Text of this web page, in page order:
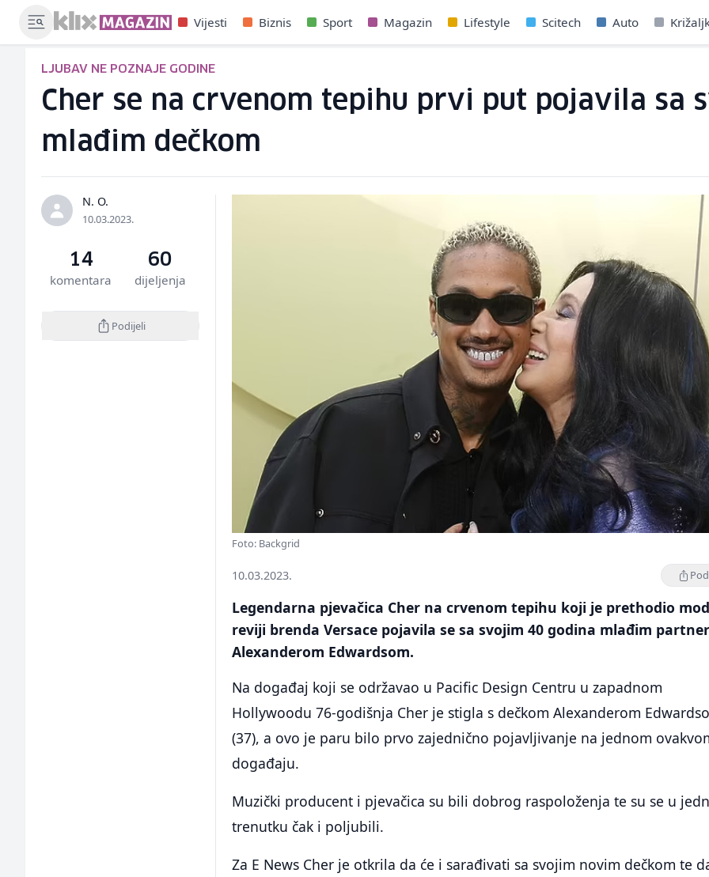
Vijesti Biznis Sport Magazin Lifestyle Scitech Auto
LJUBAV NE POZNAJE GODINE
Cher se na crvenom tepihu prvi put pojavila sa
mlađim dečkom
N. O.
10.03.2023.
14
komentara
60
dijeljenja
Podijeli
Foto: Backgrid
10.03.2023.
Legendarna pjevačica Cher na crvenom tepihu koji je prethodio
reviji brenda Versace pojavila se sa svojim 40 godina mlađim
Alexanderom Edwardsom.
Na događaj koji se održavao u Pacific Design Centru u zapadnom
Hollywoodu 76-godišnja Cher je stigla s dečkom Alexanderom
(37), a ovo je paru bilo prvo zajednično pojavljivanje na jednom
događaju.
Muzički producent i pjevačica su bili dobrog raspoloženja te su se u
trenutku čak i poljubili.
Za E News Cher je otkrila da će i sarađivati sa svojim novim dečkom te